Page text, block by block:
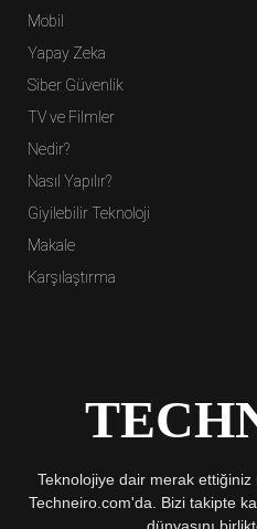
Mobil
Yapay Zeka
Siber Güvenlik
TV ve Filmler
Nedir?
Nasıl Yapılır?
Giyilebilir Teknoloji
Makale
Karşılaştırma
Teknolojiye dair merak
Techneiro.com'da. Bizi takipte